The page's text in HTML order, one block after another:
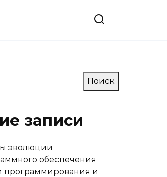
Поиск
записи
эволюции
обеспечения
программирования и